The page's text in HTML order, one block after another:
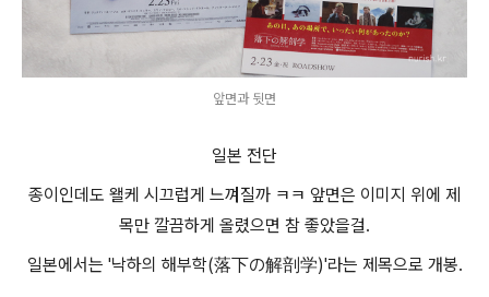
앞면과 뒷면
일본 전단
종이인데도 왤케 시끄럽게 느껴질까 ㅋㅋ 앞면은 이미지 위에 제
목만 깔끔하게 올렸으면 참 좋았을걸.
일본에서는 '낙하의 해부학(落下の解剖学)'라는 제목으로 개봉.